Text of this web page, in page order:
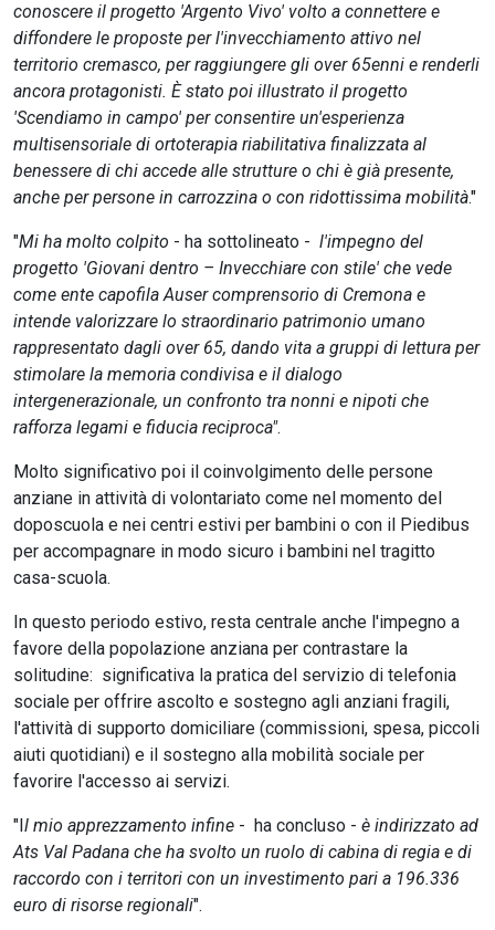
conoscere il progetto 'Argento Vivo' volto a connettere e
diffondere le proposte per l'invecchiamento attivo nel
territorio cremasco, per raggiungere gli over 65enni e renderli
ancora protagonisti. È stato poi illustrato il progetto
'Scendiamo in campo' per consentire un'esperienza
multisensoriale di ortoterapia riabilitativa finalizzata al
benessere di chi accede alle strutture o chi è già presente,
anche per persone in carrozzina o con ridottissima mobilità."
"Mi ha molto colpito - ha sottolineato - l'impegno del
progetto 'Giovani dentro – Invecchiare con stile' che vede
come ente capofila Auser comprensorio di Cremona e
intende valorizzare lo straordinario patrimonio umano
rappresentato dagli over 65, dando vita a gruppi di lettura per
stimolare la memoria condivisa e il dialogo
intergenerazionale, un confronto tra nonni e nipoti che
rafforza legami e fiducia reciproca".
Molto significativo poi il coinvolgimento delle persone
anziane in attività di volontariato come nel momento del
doposcuola e nei centri estivi per bambini o con il Piedibus
per accompagnare in modo sicuro i bambini nel tragitto
casa-scuola.
In questo periodo estivo, resta centrale anche l'impegno a
favore della popolazione anziana per contrastare la
solitudine: significativa la pratica del servizio di telefonia
sociale per offrire ascolto e sostegno agli anziani fragili,
l'attività di supporto domiciliare (commissioni, spesa, piccoli
aiuti quotidiani) e il sostegno alla mobilità sociale per
favorire l'accesso ai servizi.
"I l mio apprezzamento infine - ha concluso - è indirizzato ad
Ats Val Padana che ha svolto un ruolo di cabina di regia e di
raccordo con i territori con un investimento pari a 196.336
euro di risorse regionali".